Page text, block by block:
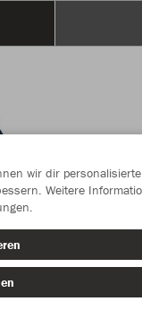
wir dir personalisierte
Weitere